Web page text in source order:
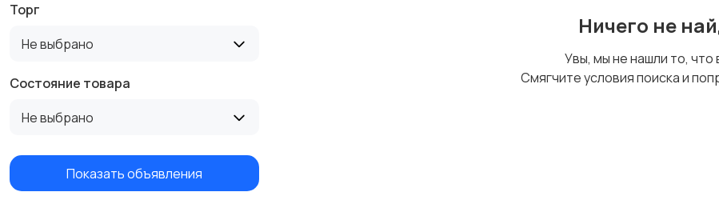
Торг
Не выбрано
Состояние товара
Не выбрано
Показать объявления
Ничего не
Увы, мы не нашли то, что
Смягчите условия поиска и